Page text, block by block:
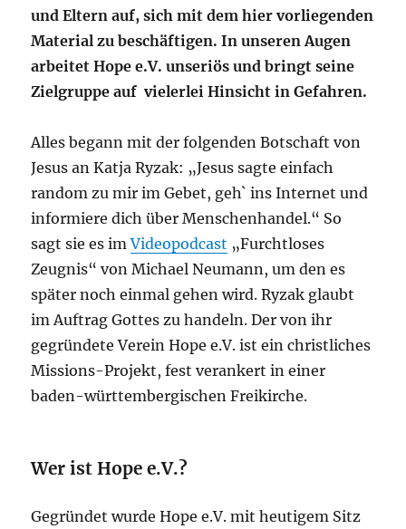
und Eltern auf, sich mit dem hier vorliegenden
Material zu beschäftigen. In unseren Augen
arbeitet Hope e.V. unseriös und bringt seine
Zielgruppe auf vielerlei Hinsicht in Gefahren.
Alles begann mit der folgenden Botschaft von
Jesus an Katja Ryzak: „Jesus sagte einfach
random zu mir im Gebet, geh` ins Internet und
informiere dich über Menschenhandel.“ So
sagt sie es imVideopodcast „Furchtloses
Zeugnis“ von Michael Neumann, um den es
später noch einmal gehen wird. Ryzak glaubt
im Auftrag Gottes zu handeln. Der von ihr
gegründete Verein Hope e.V. ist ein christliches
Missions-Projekt, fest verankert in einer
baden-württembergischen Freikirche.
Wer ist Hope e.V.?
Gegründet wurde Hope e.V. mit heutigem Sitz